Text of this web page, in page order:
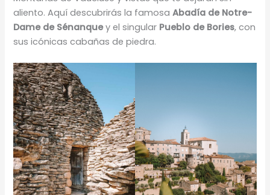
aliento. Aquí descubrirás la famosaAbadía de Notre-
Dame de Sénanquey el singular Pueblo de Bories, con
sus icónicas cabañas de piedra.